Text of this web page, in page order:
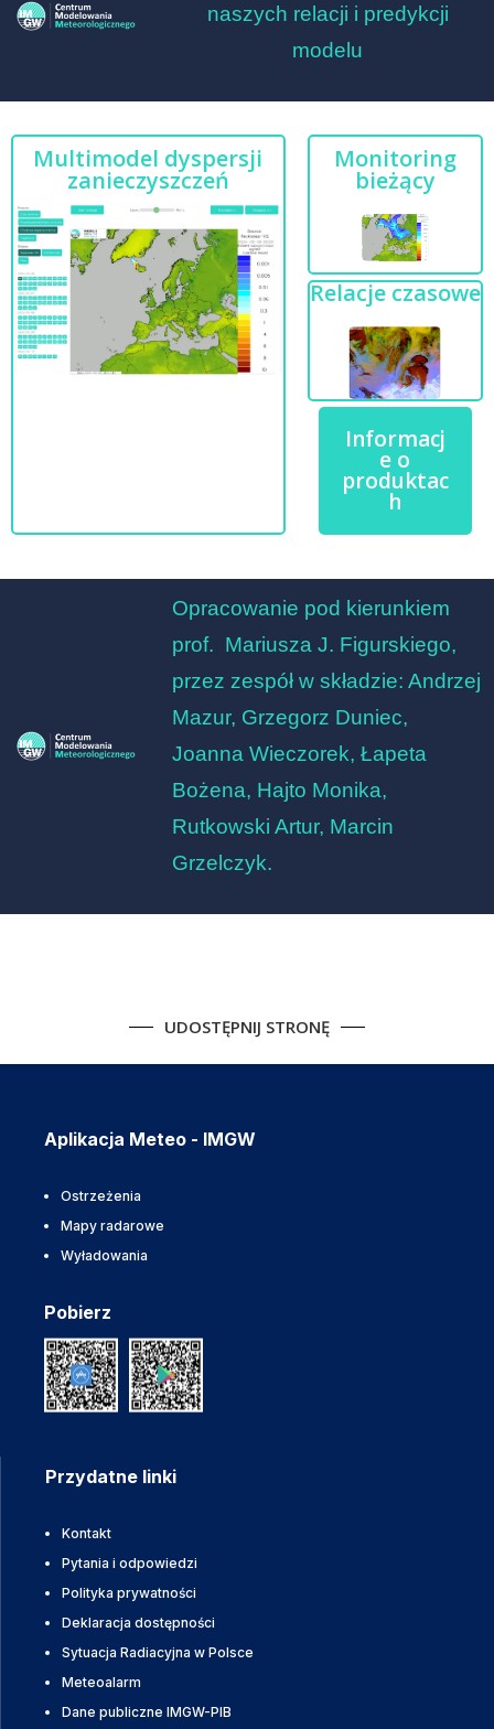
naszych relacji i predykcji
modelu
Multimodel dyspersji
zanieczyszczeń
Monitoring
bieżący
Relacje czasowe
Informacj
e o
produktac
h
Opracowanie pod kierunkiem
prof. Mariusza J. Figurskiego,
przez zespół w składzie: Andrzej
Mazur, Grzegorz Duniec,
Joanna Wieczorek, Łapeta
Bożena, Hajto Monika,
Rutkowski Artur, Marcin
Grzelczyk.
UDOSTĘPNIJ STRONĘ
Aplikacja Meteo - IMGW
Ostrzeżenia
Mapy radarowe
Wyładowania
Pobierz
Przydatne linki
Kontakt
Pytania i odpowiedzi
Polityka prywatności
Deklaracja dostępności
Sytuacja Radiacyjna w Polsce
Meteoalarm
Dane publiczne IMGW-PIB